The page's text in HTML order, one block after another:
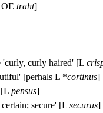
traht]
'curly, curly haired' [L
[perhals L *cortinus]
pensus]
secure' [L securus]